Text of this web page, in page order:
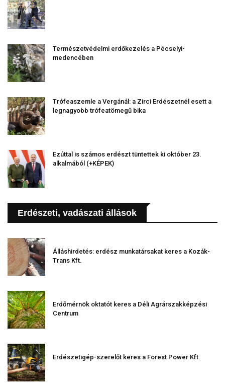
Természetvédelmi erdőkezelés a Pécselyi-
medencében
Trófeaszemle a Vergánál: a Zirci Erdészetnél esett a
legnagyobb trófeatömegű bika
Ezúttal is számos erdészt tüntettek ki október 23.
alkalmából (+KÉPEK)
Erdészeti, vadászati állások
Álláshirdetés: erdész munkatársakat keres a Kozák-
Trans Kft.
Erdőmérnök oktatót keres a Déli Agrárszakképzési
Centrum
Erdészetigép-szerelőt keres a Forest Power Kft.